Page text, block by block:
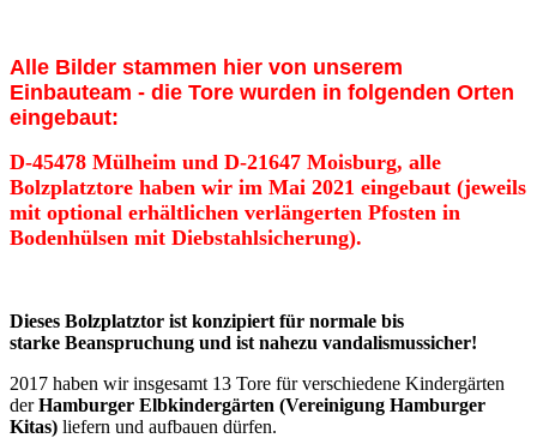
Alle Bilder stammen hier von unserem
Einbauteam - die Tore wurden in folgenden Orten
eingebaut:
D-45478 Mülheim und D-21647 Moisburg, alle
Bolzplatztore haben wir im Mai 2021 eingebaut (jeweils
mit optional erhältlichen verlängerten Pfosten in
Bodenhülsen mit Diebstahlsicherung).
Dieses Bolzplatztor ist konzipiert für normale bis
starke Beanspruchung und ist nahezu vandalismussicher!
2017 haben wir insgesamt 13 Tore für verschiedene Kindergärten
derHamburger Elbkindergärten (Vereinigung Hamburger
Kitas) liefern und aufbauen dürfen.